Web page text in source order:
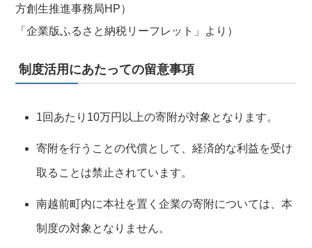
方創生推進事務局HP）
「企業版ふるさと納税リーフレット」より）
制度活用にあたっての留意事項
1回あたり10万円以上の寄附が対象となります。
寄附を行うことの代償として、経済的な利益を受け
取ることは禁止されています。
南越前町内に本社を置く企業の寄附については、本
制度の対象となりません。